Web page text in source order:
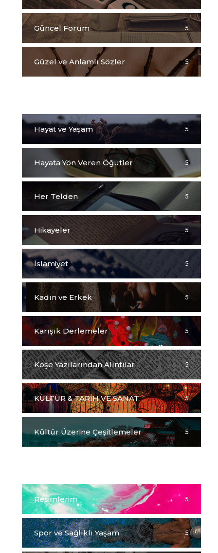
Güncel Forum 5
Güzel ve Anlamlı Sözler 5
Hayat ve Yaşam 5
Hayata Yön Veren Öğütler 5
Her Telden 5
Hikayeler 5
İslamiyet 5
Kadın ve Erkek 5
Karışık Derlemeler 5
Köşe Yazılarından Alıntılar 5
KÜLTÜR & TARİH VE SANAT 5
Kültür Üzerine Çeşitlemeler 5
Resimlerim 5
Spor ve Sağlıklı Yaşam 5